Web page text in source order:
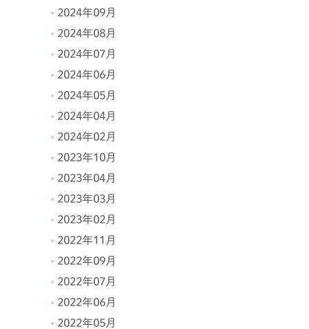
2024年09月
2024年08月
2024年07月
2024年06月
2024年05月
2024年04月
2024年02月
2023年10月
2023年04月
2023年03月
2023年02月
2022年11月
2022年09月
2022年07月
2022年06月
2022年05月